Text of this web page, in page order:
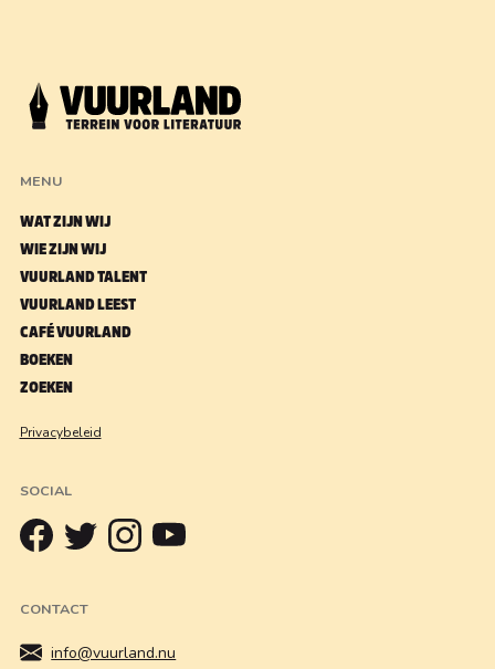
MENU
WAT ZIJN WIJ
WIE ZIJN WIJ
VUURLAND TALENT
VUURLAND LEEST
CAFÉ VUURLAND
BOEKEN
ZOEKEN
Privacybeleid
SOCIAL
CONTACT
info@vuurland.nu